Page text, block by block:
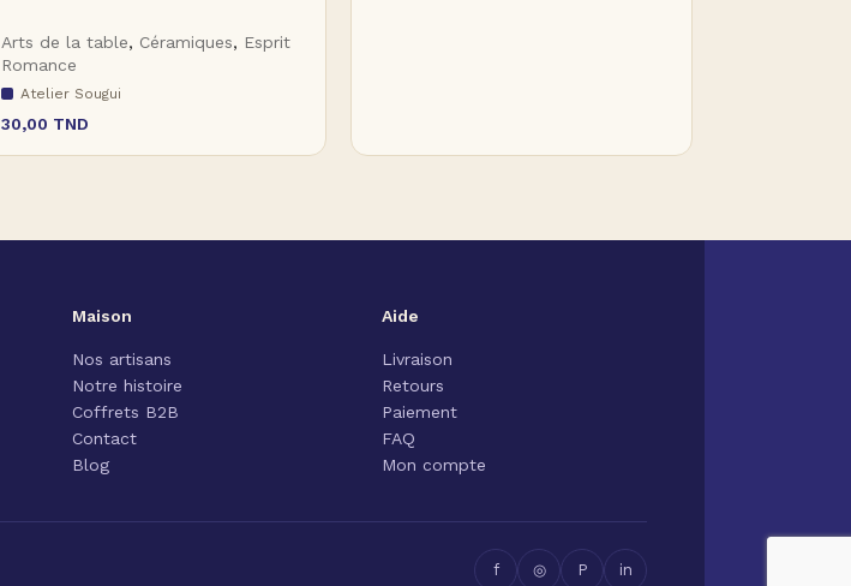
Arts de la table, Céramiques, Esprit
Romance
Atelier Sougui
30,00 TND
Maison
Nos artisans
Notre histoire
Coffrets B2B
Contact
Blog
Aide
Livraison
Retours
Paiement
FAQ
Mon compte
f ◎ P in